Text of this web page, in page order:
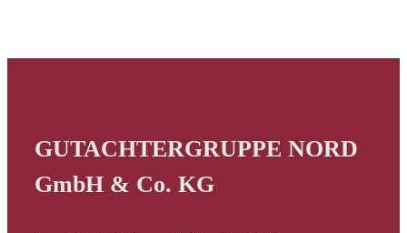
GUTACHTERGRUPPE NORD
GmbH & Co. KG